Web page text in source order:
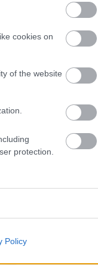
cookies on
of the website
protection.
Policy